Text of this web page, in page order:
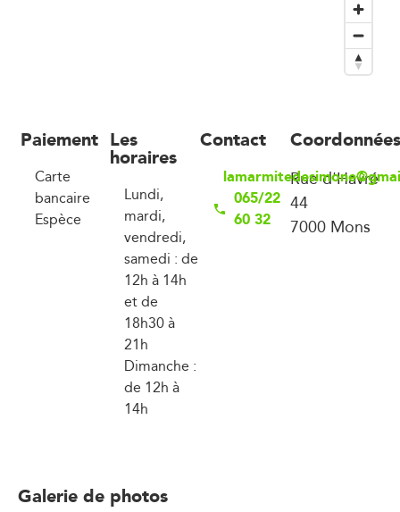
Paiement
Carte
bancaire
Espèce
Les
horaires
Lundi,
mardi,
vendredi,
samedi : de
12h à 14h
et de
18h30 à
21h
Dimanche :
de 12h à
14h
Contact
065/22
60 32
Coordonnées
Rue d'Havré
44
7000 Mons
Galerie de photos